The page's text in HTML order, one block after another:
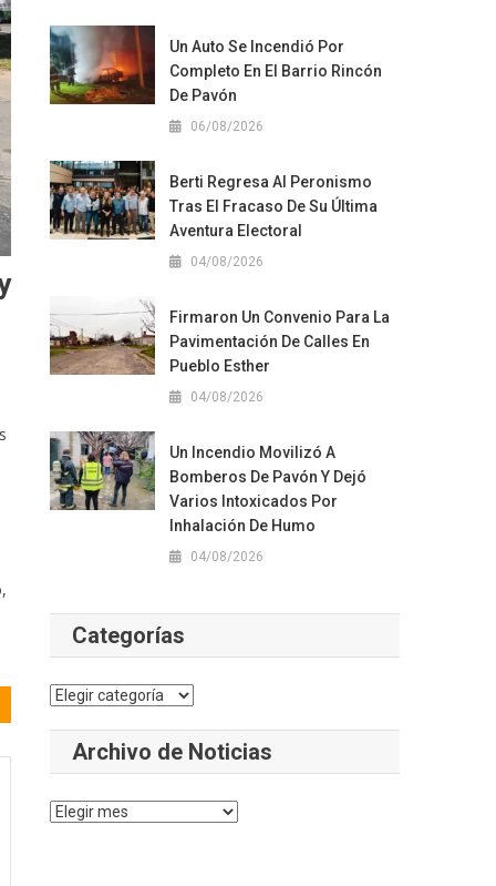
Un Auto Se Incendió Por
Completo En El Barrio Rincón
De Pavón
06/08/2026
Berti Regresa Al Peronismo
Tras El Fracaso De Su Última
Aventura Electoral
04/08/2026
Firmaron Un Convenio Para La
Pavimentación De Calles En
Pueblo Esther
04/08/2026
Un Incendio Movilizó A
Bomberos De Pavón Y Dejó
Varios Intoxicados Por
Inhalación De Humo
04/08/2026
Categorías
Categorías
Archivo de Noticias
Archivo